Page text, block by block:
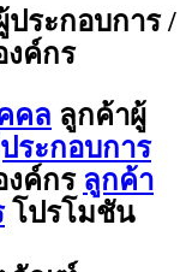
ระกอบการ /
ค์กร
คล ลูกค้าผู้
ระกอบการ
ค์กร ลูกค้า
โปรโมชัน